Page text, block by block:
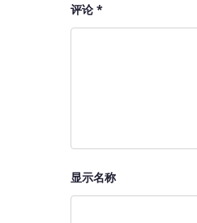
评论*
显示名称